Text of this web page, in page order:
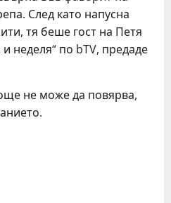
След като напусна
тя беше гост на Петя
неделя“ по bTV, предаде
не може да повярва,